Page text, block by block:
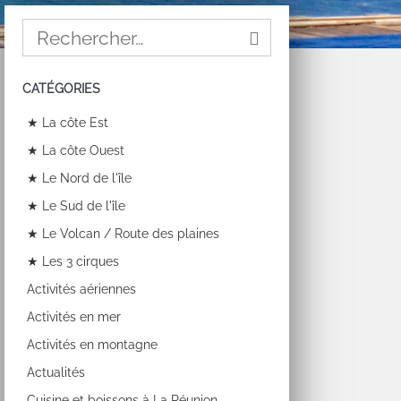
CATÉGORIES
★ La côte Est
★ La côte Ouest
★ Le Nord de l'île
★ Le Sud de l'île
★ Le Volcan / Route des plaines
★ Les 3 cirques
Activités aériennes
Activités en mer
Activités en montagne
Actualités